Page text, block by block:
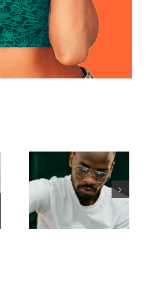
Die 17
besten
Tipps zur
Verbesserung
des
Verständnisses